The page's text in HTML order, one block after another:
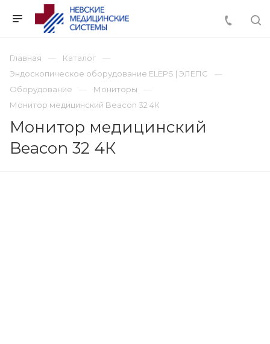
Главная
Каталог
Эндоскопическое оборудование ELEPS | ЭЛЕПС
Оборудование
Мониторы
Монитор медицинский Beacon 32 4К
Монитор медицинский
Beacon 32 4К